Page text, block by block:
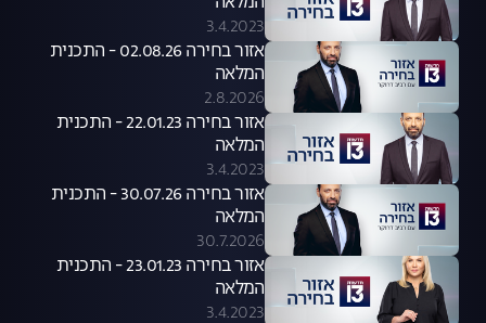
3.4.2023
אזור בחירה 02.08.26 - התכנית
המלאה
2.8.2026
אזור בחירה 22.01.23 - התכנית
המלאה
3.4.2023
אזור בחירה 30.07.26 - התכנית
המלאה
30.7.2026
אזור בחירה 23.01.23 - התכנית
המלאה
3.4.2023